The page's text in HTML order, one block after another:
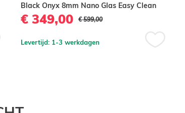
cm, 80x200 cm en 90x200 cm
Black Onyx 8mm Nano Glas Easy Clean
€ 349,00 € 599,00
Levertijd: 1-3 werkdagen